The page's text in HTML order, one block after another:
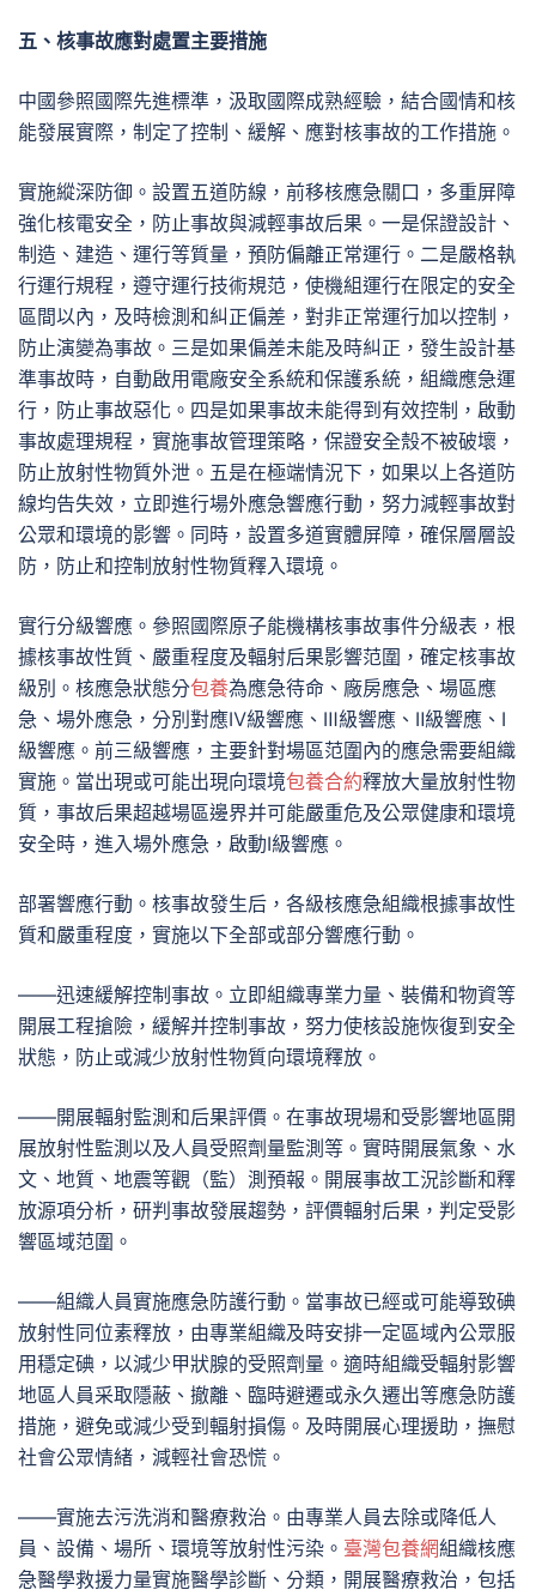
五、核事故應對處置主要措施
中國參照國際先進標準，汲取國際成熟經驗，結合國情和核
能發展實際，制定了控制、緩解、應對核事故的工作措施。
實施縱深防御。設置五道防線，前移核應急關口，多重屏障
強化核電安全，防止事故與減輕事故后果。一是保證設計、
制造、建造、運行等質量，預防偏離正常運行。二是嚴格執
行運行規程，遵守運行技術規范，使機組運行在限定的安全
區間以內，及時檢測和糾正偏差，對非正常運行加以控制，
防止演變為事故。三是如果偏差未能及時糾正，發生設計基
準事故時，自動啟用電廠安全系統和保護系統，組織應急運
行，防止事故惡化。四是如果事故未能得到有效控制，啟動
事故處理規程，實施事故管理策略，保證安全殼不被破壞，
防止放射性物質外泄。五是在極端情況下，如果以上各道防
線均告失效，立即進行場外應急響應行動，努力減輕事故對
公眾和環境的影響。同時，設置多道實體屏障，確保層層設
防，防止和控制放射性物質釋入環境。
實行分級響應。參照國際原子能機構核事故事件分級表，根
據核事故性質、嚴重程度及輻射后果影響范圍，確定核事故
級別。核應急狀態分包養為應急待命、廠房應急、場區應
急、場外應急，分別對應Ⅳ級響應、Ⅲ級響應、Ⅱ級響應、Ⅰ
級響應。前三級響應，主要針對場區范圍內的應急需要組織
實施。當出現或可能出現向環境包養合約釋放大量放射性物
質，事故后果超越場區邊界并可能嚴重危及公眾健康和環境
安全時，進入場外應急，啟動Ⅰ級響應。
部署響應行動。核事故發生后，各級核應急組織根據事故性
質和嚴重程度，實施以下全部或部分響應行動。
——迅速緩解控制事故。立即組織專業力量、裝備和物資等
開展工程搶險，緩解并控制事故，努力使核設施恢復到安全
狀態，防止或減少放射性物質向環境釋放。
——開展輻射監測和后果評價。在事故現場和受影響地區開
展放射性監測以及人員受照劑量監測等。實時開展氣象、水
文、地質、地震等觀（監）測預報。開展事故工況診斷和釋
放源項分析，研判事故發展趨勢，評價輻射后果，判定受影
響區域范圍。
——組織人員實施應急防護行動。當事故已經或可能導致碘
放射性同位素釋放，由專業組織及時安排一定區域內公眾服
用穩定碘，以減少甲狀腺的受照劑量。適時組織受輻射影響
地區人員采取隱蔽、撤離、臨時避遷或永久遷出等應急防護
措施，避免或減少受到輻射損傷。及時開展心理援助，撫慰
社會公眾情緒，減輕社會恐慌。
——實施去污洗消和醫療救治。由專業人員去除或降低人
員、設備、場所、環境等放射性污染。 臺灣包養網組織核應
急醫學救援力量實施醫學診斷、分類，開展醫療救治，包括